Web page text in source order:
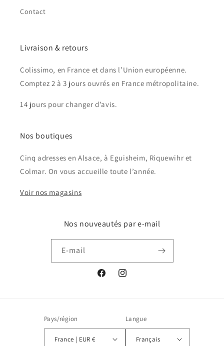
Contact
Livraison & retours
Colissimo, en France et dans l’Union européenne.
Comptez 2 à 3 jours ouvrés en France métropolitaine.
14 jours pour changer d’avis.
Nos boutiques
Cinq adresses en Alsace, à Eguisheim, Riquewihr et
Colmar. On vous accueille toute l’année.
Voir nos magasins
Nos nouveautés par e-mail
E-mail
FacebookInstagram
Pays/région
France | EUR €
Langue
Français